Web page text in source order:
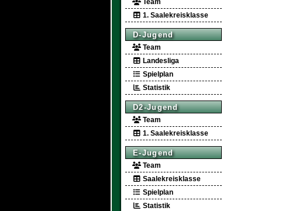
Team
1. Saalekreisklasse
D-Jugend
Team
Landesliga
Spielplan
Statistik
D2-Jugend
Team
1. Saalekreisklasse
E-Jugend
Team
Saalekreisklasse
Spielplan
Statistik